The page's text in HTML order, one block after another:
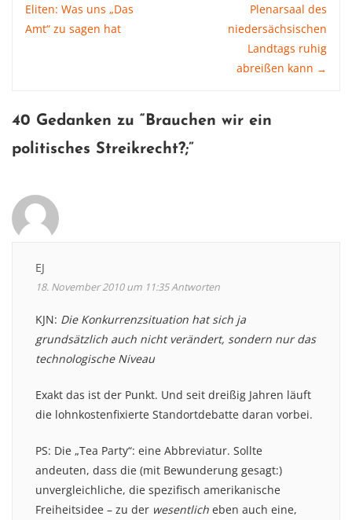
navigation
Eliten: Was uns „Das
Amt“ zu sagen hat
Plenarsaal des
niedersächsischen
Landtags ruhig
abreißen kann →
40 Gedanken zu “ Brauchen wir ein
politisches Streikrecht?;”
EJ
18. November 2010 um 11:35Antworten
KJN: Die Konkurrenzsituation hat sich ja
grundsätzlich auch nicht verändert, sondern nur das
technologische Niveau
Exakt das ist der Punkt. Und seit dreißig Jahren läuft
die lohnkostenfixierte Standortdebatte daran vorbei.
PS: Die „Tea Party“: eine Abbreviatur. Sollte
andeuten, dass die (mit Bewunderung gesagt:)
unvergleichliche, die spezifisch amerikanische
Freiheitsidee – zu der wesentlich eben auch eine,